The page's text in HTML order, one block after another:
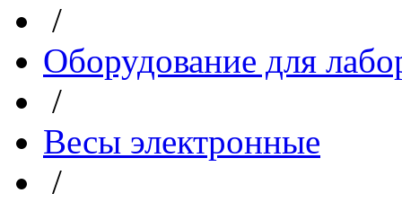
/
Оборудование для
/
Весы электронные
/